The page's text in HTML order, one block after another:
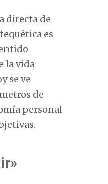
directa de
es
la vida
se ve
de
personal